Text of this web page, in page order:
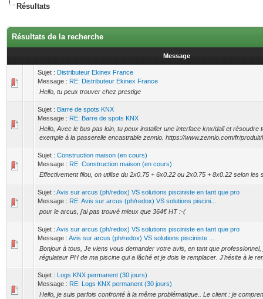
Résultats
Résultats de la recherche
Message
Sujet : Distributeur Ekinex France
Message : RE: Distributeur Ekinex France
Hello, tu peux trouver chez prestige
Sujet : Barre de spots KNX
Message : RE: Barre de spots KNX
Hello, Avec le bus pas loin, tu peux installer une interface knx/dali et résoudre
exemple à la passerelle encastrable zennio. https://www.zennio.com/fr/
Sujet : Construction maison (en cours)
Message : RE: Construction maison (en cours)
Effectivement filou, on utilise du 2x0.75 + 6x0.22 ou 2x0.75 + 8x0.22 selon les
Sujet : Avis sur arcus (ph/redox) VS solutions pisciniste en tant que pro
Message : RE: Avis sur arcus (ph/redox) VS solutions piscini...
pour le arcus, j'ai pas trouvé mieux que 364€ HT :-(
Sujet : Avis sur arcus (ph/redox) VS solutions pisciniste en tant que pro
Message : Avis sur arcus (ph/redox) VS solutions pisciniste ...
Bonjour à tous, Je viens vous demander votre avis, en tant que professionnel,
régulateur PH de ma piscine qui a lâché et je dois le remplacer. J'hésite à le
Sujet : Logs KNX permanent (30 jours)
Message : RE: Logs KNX permanent (30 jours)
Hello, je suis parfois confronté à la même problématique.. Le client : je